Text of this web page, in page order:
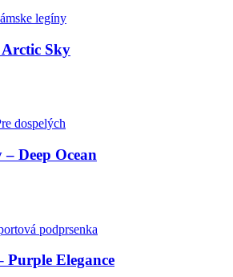
legíny
Sky
dospelých
Deep Ocean
podprsenka
Purple Elegance